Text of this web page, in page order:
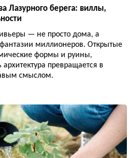
Лазурного берега: виллы,
— не просто дома, а
миллионеров. Открытые
формы и руины,
превращается в
смыслом.